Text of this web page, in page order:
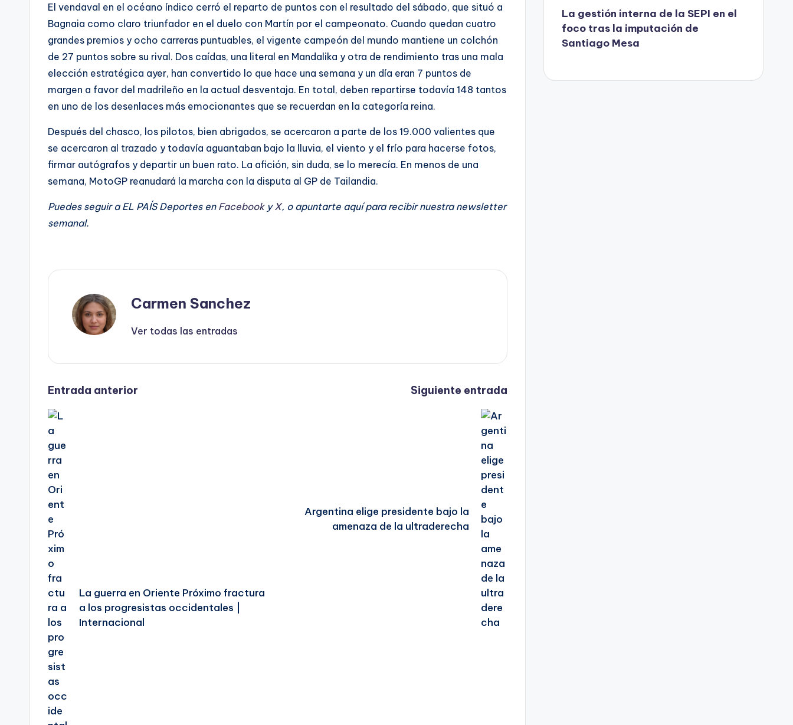
El vendaval en el océano índico cerró el reparto de puntos con el resultado del sábado, que situó a
Bagnaia como claro triunfador en el duelo con Martín por el campeonato. Cuando quedan cuatro
grandes premios y ocho carreras puntuables, el vigente campeón del mundo mantiene un colchón
de 27 puntos sobre su rival. Dos caídas, una literal en Mandalika y otra de rendimiento tras una mala
elección estratégica ayer, han convertido lo que hace una semana y un día eran 7 puntos de
margen a favor del madrileño en la actual desventaja. En total, deben repartirse todavía 148 tantos
en uno de los desenlaces más emocionantes que se recuerdan en la categoría reina.
Después del chasco, los pilotos, bien abrigados, se acercaron a parte de los 19.000 valientes que
se acercaron al trazado y todavía aguantaban bajo la lluvia, el viento y el frío para hacerse fotos,
firmar autógrafos y departir un buen rato. La afición, sin duda, se lo merecía. En menos de una
semana, MotoGP reanudará la marcha con la disputa al GP de Tailandia.
Puedes seguir a EL PAÍS Deportes en Facebooky X, o apuntarte aquí para recibirnuestra newsletter
semanal.
Carmen Sanchez
Ver todas las entradas
Navegación
de
entradas
Entrada anterior
La guerra en Oriente Próximo fractura
a los progresistas occidentales |
Internacional
Siguiente entrada
Argentina elige presidente bajo la
amenaza de la ultraderecha
La gestión interna de la SEPI en el
foco tras la imputación de
Santiago Mesa